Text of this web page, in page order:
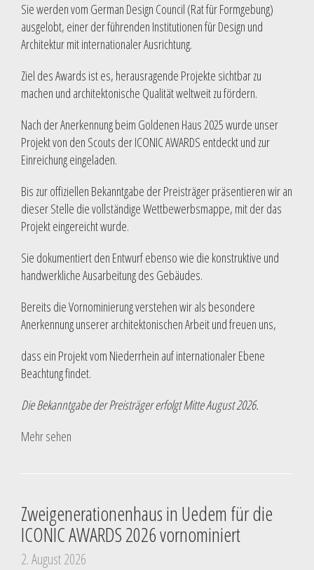
Sie werden vom German Design Council (Rat für Formgebung)
ausgelobt, einer der führenden Institutionen für Design und
Architektur mit internationaler Ausrichtung.
Ziel des Awards ist es, herausragende Projekte sichtbar zu
machen und architektonische Qualität weltweit zu fördern.
Nach der Anerkennung beim Goldenen Haus 2025 wurde unser
Projekt von den Scouts der ICONIC AWARDS entdeckt und zur
Einreichung eingeladen.
Bis zur offiziellen Bekanntgabe der Preisträger präsentieren wir an
dieser Stelle die vollständige Wettbewerbsmappe, mit der das
Projekt eingereicht wurde.
Sie dokumentiert den Entwurf ebenso wie die konstruktive und
handwerkliche Ausarbeitung des Gebäudes.
Bereits die Vornominierung verstehen wir als besondere
Anerkennung unserer architektonischen Arbeit und freuen uns,
dass ein Projekt vom Niederrhein auf internationaler Ebene
Beachtung findet.
Die Bekanntgabe der Preisträger erfolgt Mitte August 2026.
Mehr sehen
Zweigenerationenhaus in Uedem für die
ICONIC AWARDS 2026 vornominiert
2. August 2026